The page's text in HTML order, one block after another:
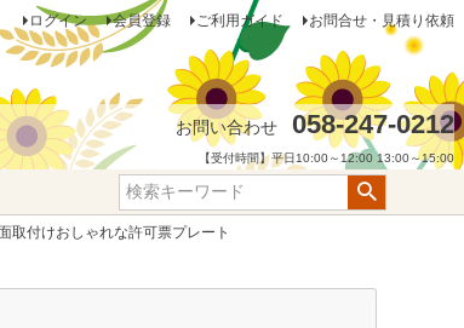
ログイン 会員登録 ご利用ガイド お問合せ・見積り依頼
お問い合わせ 058-247-0212
【受付時間】平日10:00～12:00 13:00～15:00
取付けおしゃれな許可票プレート